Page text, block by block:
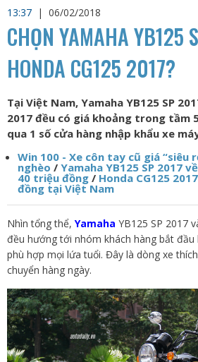
13:37 | 06/02/2018
CHỌN YAMAHA YB125
HONDA CG125 2017?
Tại Việt Nam, Yamaha YB125 SP
2017 đều có giá khoảng trong tầm
qua 1 số cửa hàng nhập khẩu xe
Win 100 - Xe côn tay cũ giá “siêu
nghèo / Yamaha YB125 SP 2017
40 triệu đồng / Honda CG125
đồng tại Việt Nam
Nhìn tổng thể, Yamaha YB125 SP 2017
đều hướng tới nhóm khách hàng bắt đầu
phù hợp mọi lứa tuổi. Đây là dòng xe
chuyển hàng ngày.